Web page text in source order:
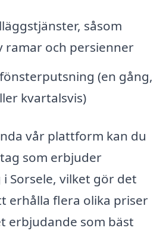
såsom
ramar och persienner
(en gång,
kvartalsvis)
vår plattform kan du
som erbjuder
Sorsele, vilket gör det
erhålla flera olika priser
erbjudande som bäst